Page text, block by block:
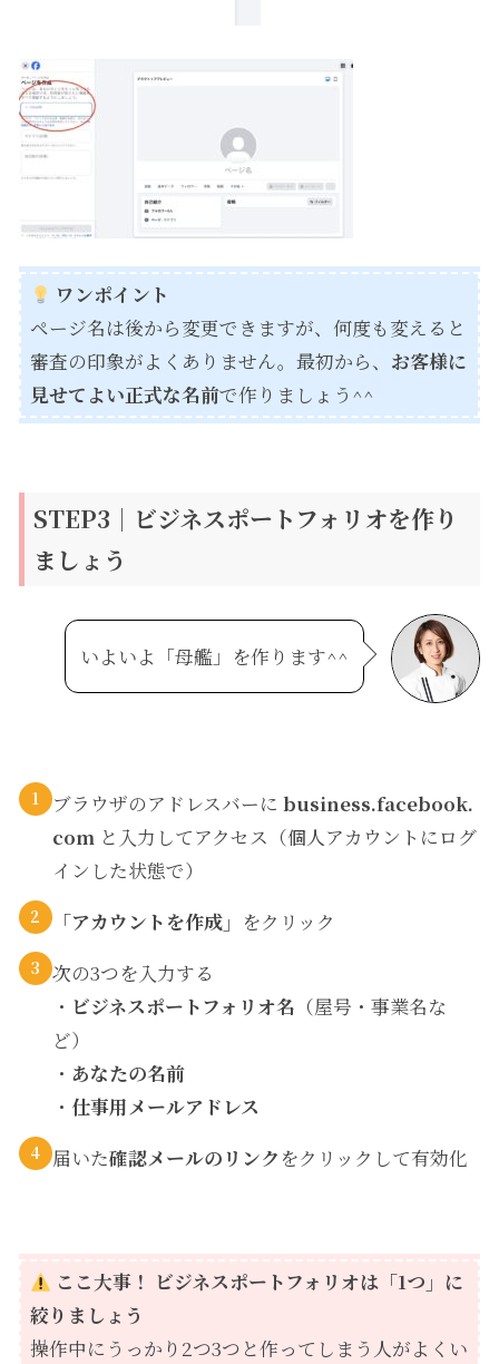
ワンポイント
ページ名は後から変更できますが、何度も変えると
審査の印象がよくありません。最初から、 お客様に
見せてよい正式な名前で作りましょう^^
STEP3｜ビジネスポートフォリオを作り
ましょう
いよいよ「母艦」を作ります^^
1 ブラウザのアドレスバーに business.facebook.
comと入力してアクセス（個人アカウントにログ
インした状態で）
2 「アカウントを作成」 をクリック
3 次の3つを入力する
・ ビジネスポートフォリオ名 （屋号・事業名な
ど）
・ あなたの名前
・ 仕事用メールアドレス
4 届いた確認メールのリンク をクリックして有効化
ここ大事！ ビジネスポートフォリオは「1つ」に
絞りましょう
操作中にうっかり2つ3つと作ってしまう人がよくい